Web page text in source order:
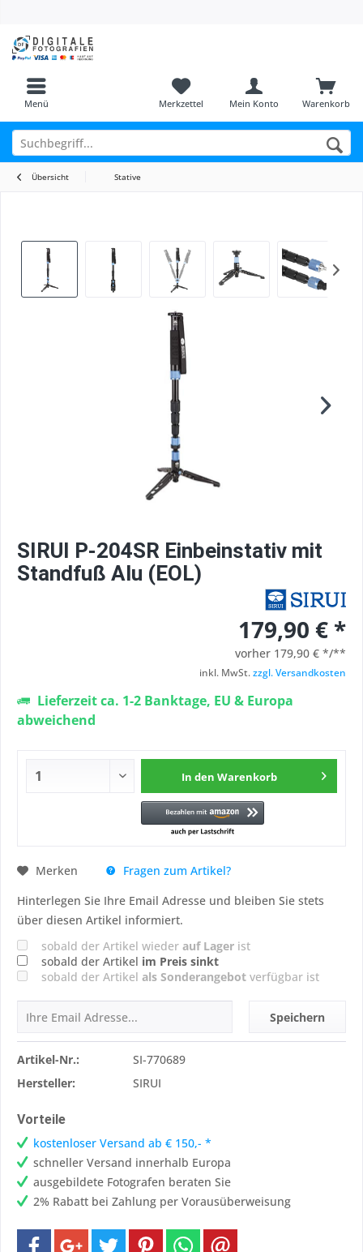
Menü Warenkorb
Merkzettel Mein Konto
Übersicht Stative
SIRUI P-204SR Einbeinstativ mit
Standfuß Alu (EOL)
179,90 € *
vorher 179,90 € */**
inkl. MwSt.zzgl. Versandkosten
Lieferzeit ca. 1-2 Banktage, EU & Europa
abweichend
In den Warenkorb
Merken
Fragen zum Artikel?
Hinterlegen Sie Ihre Email Adresse und bleiben Sie stets
über diesen Artikel informiert.
sobald der Artikel wieder auf Lager ist
sobald der Artikel im Preis sinkt
sobald der Artikel als Sonderangebot verfügbar ist
Speichern
Artikel-Nr.:
SI-770689
Hersteller:
SIRUI
Vorteile
kostenloser Versand ab € 150,- *
schneller Versand innerhalb Europa
ausgebildete Fotografen beraten Sie
2% Rabatt bei Zahlung per Vorausüberweisung